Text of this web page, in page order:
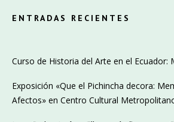
ENTRADAS RECIENTES
Curso de Historia del Arte en el Ecuador:
Exposición «Que el Pichincha decora:
Afectos» en Centro Cultural